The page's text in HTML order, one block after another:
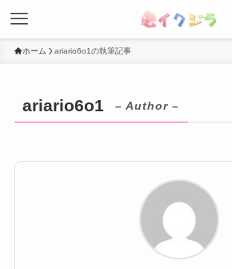
ホーム ariario6o1の執筆記事
ariario6o1 – Author –